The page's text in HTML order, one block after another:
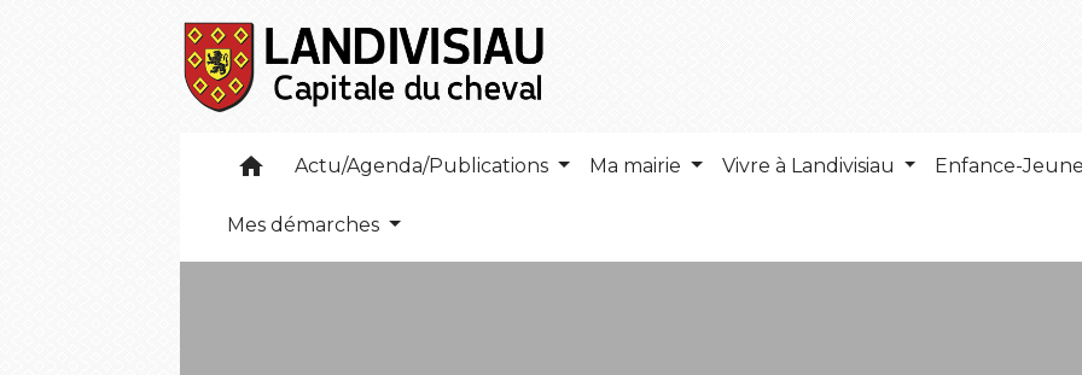
home Actu/Agenda/Publications Ma mairie Vivre à Landivisiau Enfance-
Mes démarches